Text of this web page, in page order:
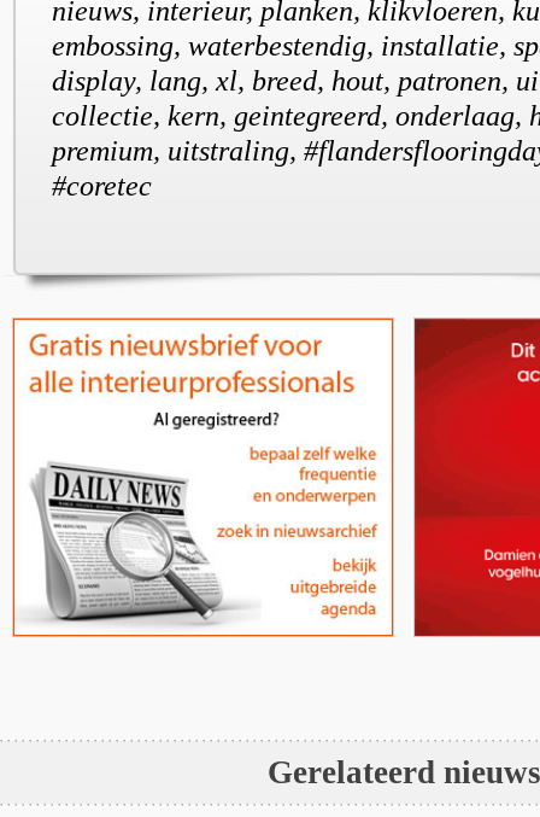
nieuws, interieur, planken, klikvloeren,
embossing, waterbestendig, installatie,
display, lang, xl, breed, hout, patronen,
collectie, kern, geintegreerd, onderlaag,
premium, uitstraling,
#coretec
Gerelateerd nieuws